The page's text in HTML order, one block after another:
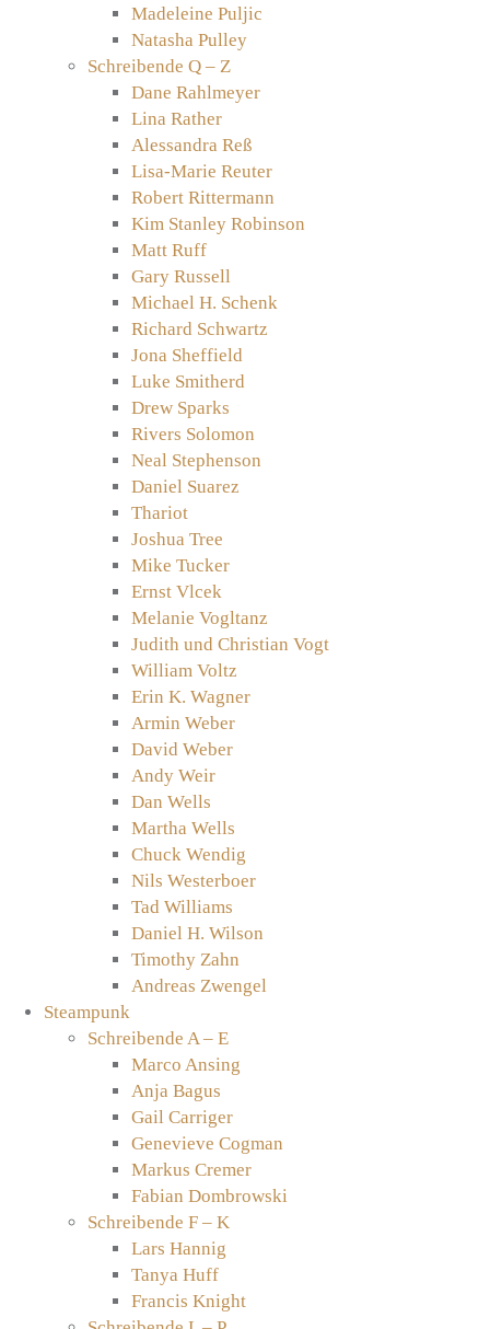
Madeleine Puljic
Natasha Pulley
Schreibende Q – Z
Dane Rahlmeyer
Lina Rather
Alessandra Reß
Lisa-Marie Reuter
Robert Rittermann
Kim Stanley Robinson
Matt Ruff
Gary Russell
Michael H. Schenk
Richard Schwartz
Jona Sheffield
Luke Smitherd
Drew Sparks
Rivers Solomon
Neal Stephenson
Daniel Suarez
Thariot
Joshua Tree
Mike Tucker
Ernst Vlcek
Melanie Vogltanz
Judith und Christian Vogt
William Voltz
Erin K. Wagner
Armin Weber
David Weber
Andy Weir
Dan Wells
Martha Wells
Chuck Wendig
Nils Westerboer
Tad Williams
Daniel H. Wilson
Timothy Zahn
Andreas Zwengel
Steampunk
Schreibende A – E
Marco Ansing
Anja Bagus
Gail Carriger
Genevieve Cogman
Markus Cremer
Fabian Dombrowski
Schreibende F – K
Lars Hannig
Tanya Huff
Francis Knight